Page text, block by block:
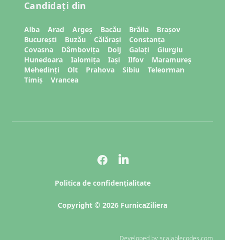
Candidați din
Alba Arad Argeș Bacău Brăila
Brașov
București
Buzău Călărași
Constanța
Covasna
Dâmbovița Dolj Galați
Giurgiu
Hunedoara
Ialomița Iași Ilfov
Maramureș
Mehedinți
Olt Prahova Sibiu
Teleorman
Timiș
Vrancea
Pagina de Facebook
Pagina de LinkedIn
Politica de confidențialitate
Copyright © 2026 FurnicaZiliera
Developed by scalablecodes.com